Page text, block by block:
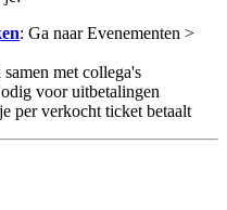
: Ga naar Evenementen >
samen met collega's
voor uitbetalingen
per verkocht ticket betaalt